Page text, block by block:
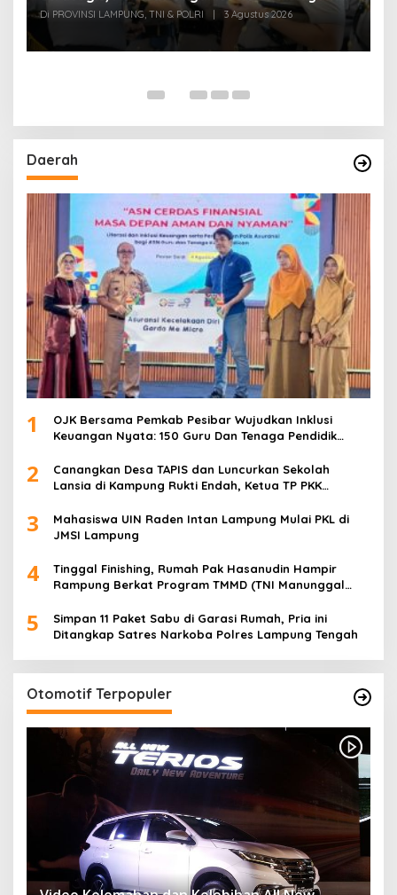
Polri Presisi
Di PROVINSI LAMPUNG, TNI & POLRI | 3 Agustus 2026
Daerah
1
OJK Bersama Pemkab Pesibar Wujudkan Inklusi
Keuangan Nyata: 150 Guru Dan Tenaga Pendidik
2
Canangkan Desa TAPIS dan Luncurkan Sekolah
Lansia di Kampung Rukti Endah, Ketua TP PKK
Desa
3
Mahasiswa UIN Raden Intan Lampung Mulai PKL di
JMSI Lampung
4
Tinggal Finishing, Rumah Pak Hasanudin Hampir
Rampung Berkat Program TMMD (TNI Manunggal
5
Simpan 11 Paket Sabu di Garasi Rumah, Pria ini
Ditangkap Satres Narkoba Polres Lampung Tengah
Otomotif Terpopuler